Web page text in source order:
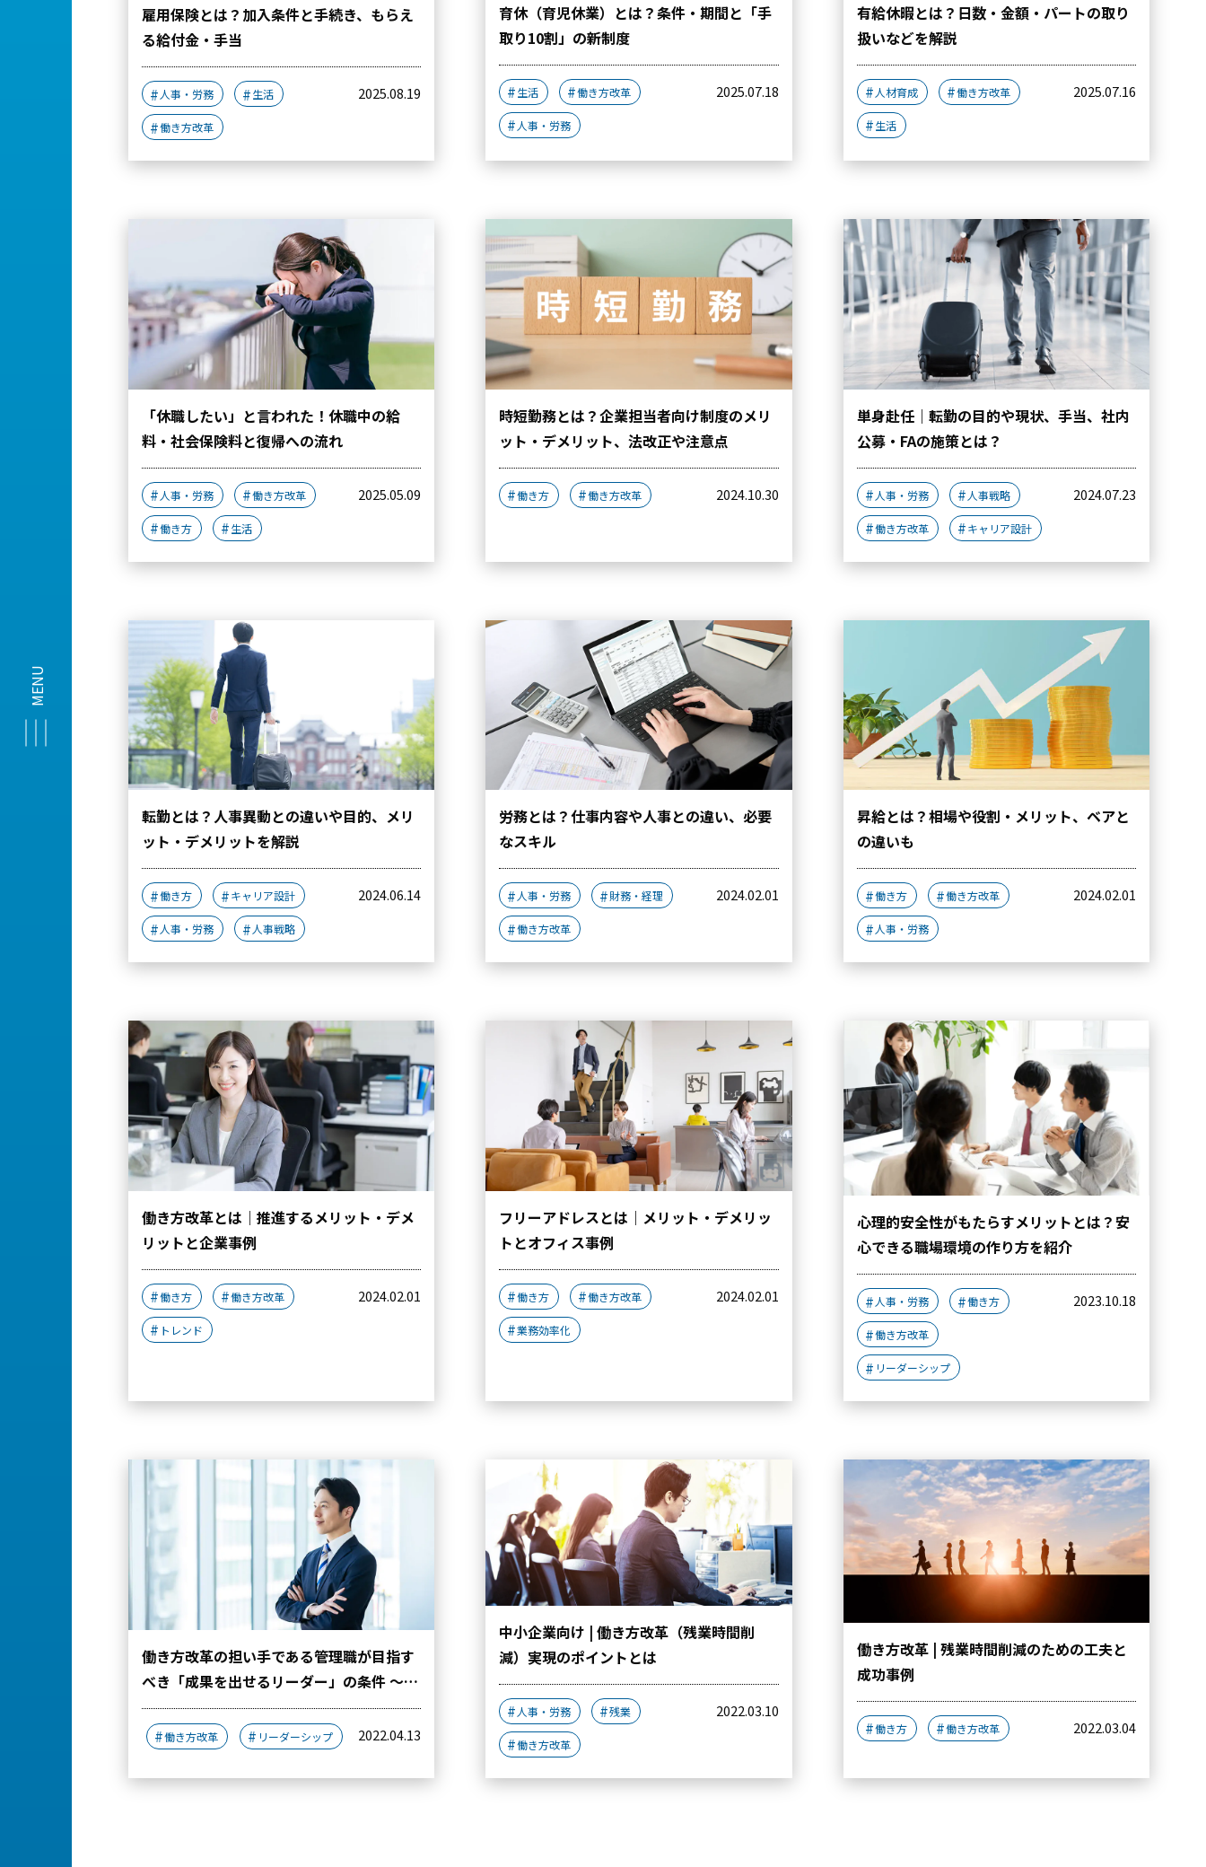
雇用保険とは？加入条件と手続き、もらえ
る給付金・手当
人事・労務 生活
働き方改革
2025.08.19
育休（育児休業）とは？条件・期間と「手
取り10割」の新制度
生活 働き方改革
人事・労務
2025.07.18
有給休暇とは？日数・金額・パートの取り
扱いなどを解説
人材育成 働き方改革
生活
2025.07.16
「休職したい」と言われた！休職中の給
料・社会保険料と復帰への流れ
人事・労務 働き方改革
働き方 生活
2025.05.09
時短勤務とは？企業担当者向け制度のメリ
ット・デメリット、法改正や注意点
働き方 働き方改革 2024.10.30
単身赴任｜転勤の目的や現状、手当、社内
公募・FAの施策とは？
人事・労務 人事戦略
働き方改革 キャリア設計
2024.07.23
転勤とは？人事異動との違いや目的、メリ
ット・デメリットを解説
働き方 キャリア設計
人事・労務 人事戦略
2024.06.14
労務とは？仕事内容や人事との違い、必要
なスキル
人事・労務 財務・経理
働き方改革
2024.02.01
昇給とは？相場や役割・メリット、ベアと
の違いも
働き方 働き方改革
人事・労務
2024.02.01
働き方改革とは｜推進するメリット・デメ
リットと企業事例
働き方 働き方改革
トレンド
2024.02.01
フリーアドレスとは｜メリット・デメリッ
トとオフィス事例
働き方 働き方改革
業務効率化
2024.02.01
心理的安全性がもたらすメリットとは？安
心できる職場環境の作り方を紹介
人事・労務 働き方
働き方改革
リーダーシップ
2023.10.18
働き方改革の担い手である管理職が目指す
べき「成果を出せるリーダー」の条件 ～求
められるスキルと学び～
働き方改革 リーダーシップ 2022.04.13
中小企業向け | 働き方改革（残業時間削
減）実現のポイントとは
人事・労務 残業
働き方改革
2022.03.10
働き方改革 | 残業時間削減のための工夫と
成功事例
働き方 働き方改革 2022.03.04